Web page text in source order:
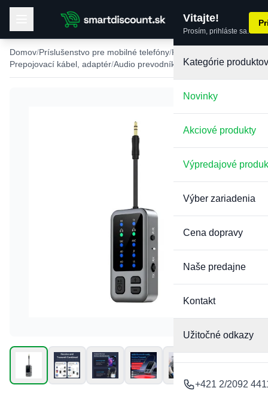
Vitajte!
Prosím, prihláste sa.
Kategórie produktov
Novinky
Akciové produkty
Výpredajové
Výber zariadenia
Cena dopravy
Naše predajne
Kontakt
Užitočné odkazy
+421 2/2092
Domov Príslušenstvo pre mobilné telefóny Káble
Prepojovací kábel, adaptér Audio prevodníky